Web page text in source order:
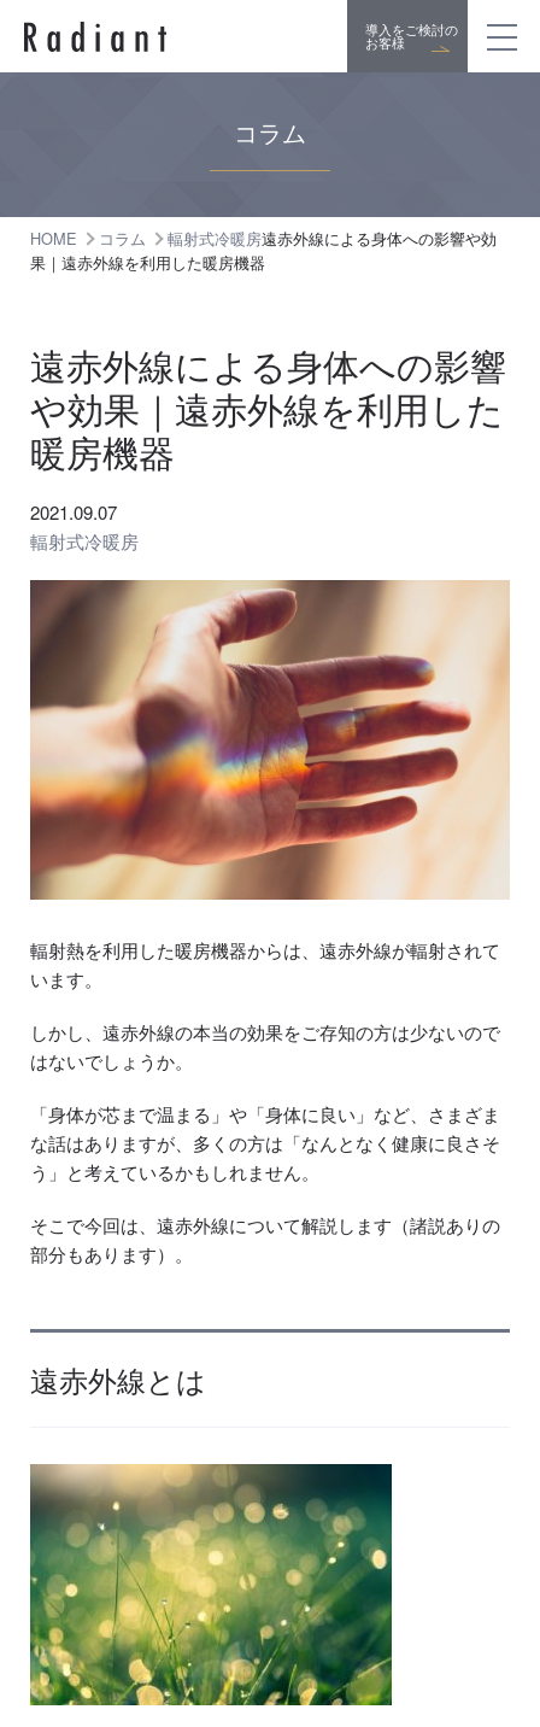
導入をご検討の
お客様
コラム
HOME コラム 輻射式冷暖房遠赤外線による身体への影響や効
果｜遠赤外線を利用した暖房機器
遠赤外線による身体への影響
や効果｜遠赤外線を利用した
暖房機器
2021.09.07
輻射式冷暖房
輻射熱を利用した暖房機器からは、遠赤外線が輻射されて
います。
しかし、遠赤外線の本当の効果をご存知の方は少ないので
はないでしょうか。
「身体が芯まで温まる」や「身体に良い」など、さまざま
な話はありますが、多くの方は「なんとなく健康に良さそ
う」と考えているかもしれません。
そこで今回は、遠赤外線について解説します（諸説ありの
部分もあります）。
遠赤外線とは